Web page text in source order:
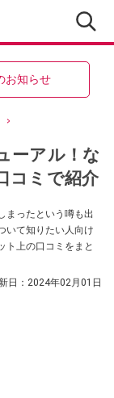
お知らせ
ーアル！な
コミで紹介
まったという噂も出
いて知りたい人向け
ト上の口コミをまと
日： 2024年02月01日